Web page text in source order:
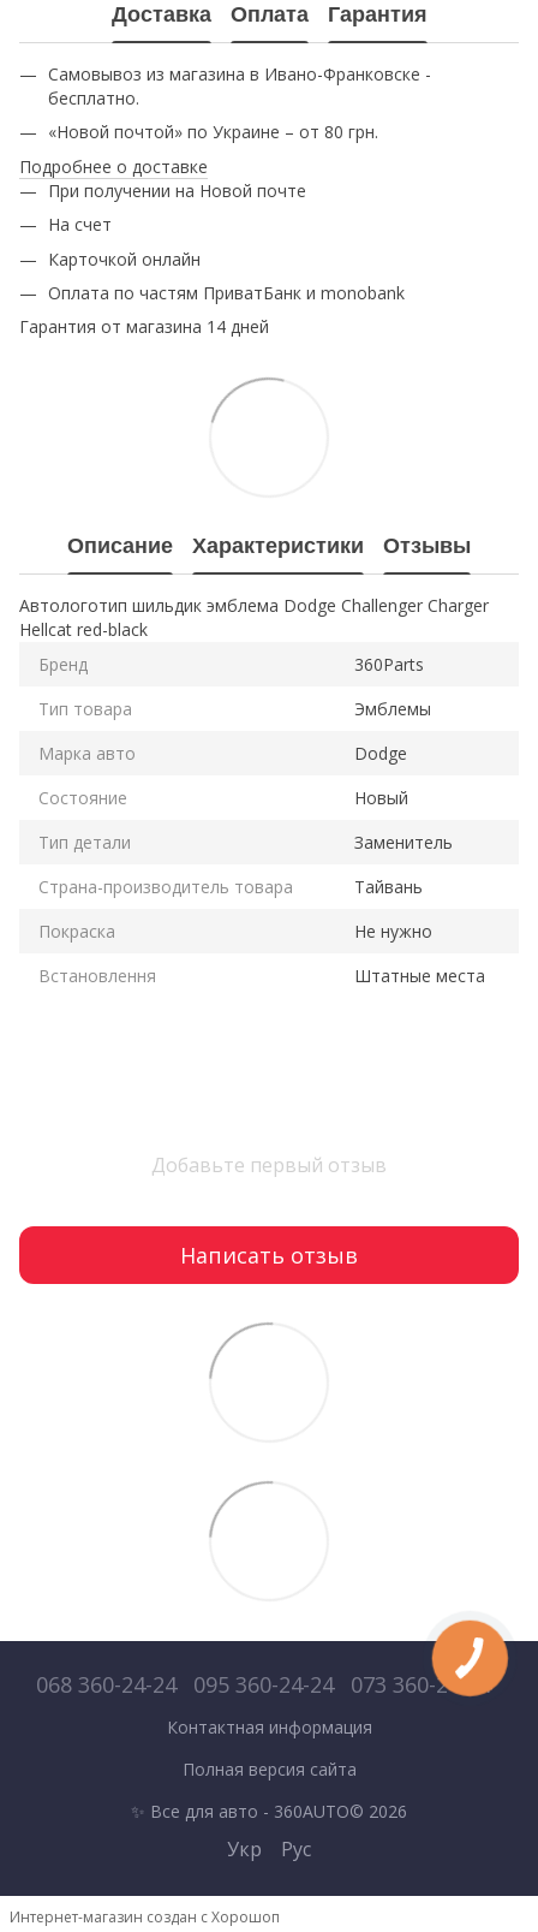
Доставка Оплата Гарантия
Самовывоз из магазина в Ивано-Франковске -
бесплатно.
«Новой почтой» по Украине – от 80 грн.
Подробнее о доставке
При получении на Новой почте
На счет
Карточкой онлайн
Оплата по частям ПриватБанк и monobank
Гарантия от магазина 14 дней
Описание Характеристики Отзывы
Автологотип шильдик эмблема Dodge Challenger Charger
Hellcat red-black
Бренд
360Parts
Тип товара
Эмблемы
Марка авто
Dodge
Состояние
Новый
Тип детали
Заменитель
Страна-производитель товара
Тайвань
Покраска
Не нужно
Встановлення
Штатные места
Добавьте первый отзыв
Написать отзыв
068 360-24-24 095 360-24-24 073 360-24-24
Контактная информация
Полная версия сайта
✨ Все для авто - 360AUTO© 2026
Укр Рус
Интернет-магазин создан с Хорошоп